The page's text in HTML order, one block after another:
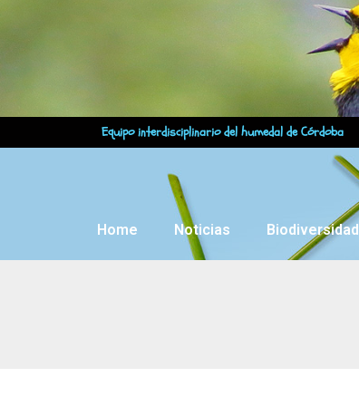
Equipo interdisciplinario del humedal de Córdoba
Home Noticias Biodiversidad